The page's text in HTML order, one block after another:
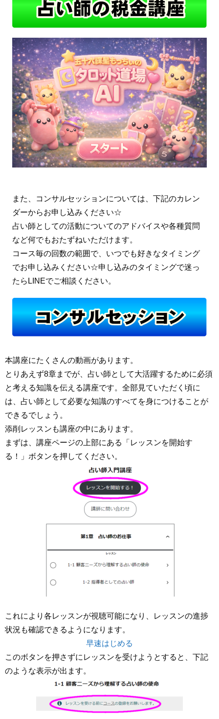
また、コンサルセッションについては、下記のカレン
ダーからお申し込みください☆
占い師としての活動についてのアドバイスや各種質問
など何でもおたずねいただけます。
コース毎の回数の範囲で、いつでも好きなタイミング
でお申し込みください☆申し込みのタイミングで迷っ
たらLINEでご相談ください。
本講座にたくさんの動画があります。
とりあえず8章までが、占い師として大活躍するために必須
と考える知識を伝える講座です。全部見ていただく頃に
は、占い師として必要な知識のすべてを身につけることが
できるでしょう。
添削レッスンも講座の中にあります。
まずは、講座ページの上部にある「レッスンを開始す
る！」ボタンを押してください。
これにより各レッスンが視聴可能になり、レッスンの進捗
状況も確認できるようになります。
早速はじめる
このボタンを押さずにレッスンを受けようとすると、下記
のような表示が出ます。